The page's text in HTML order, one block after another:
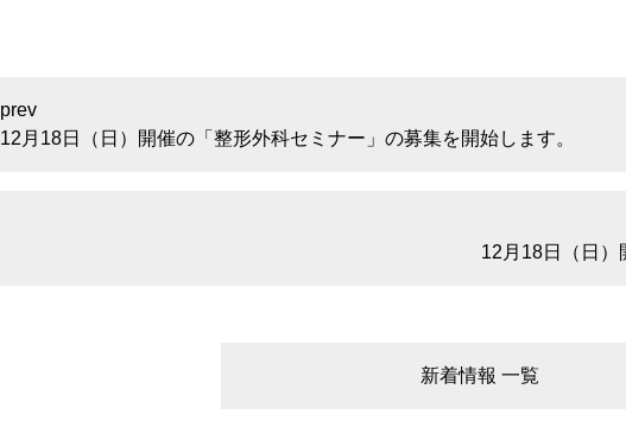
12月18日（日）開催の「整形外科セミナー」の募集を開始します。
12月18日（日）
新着情報 一覧